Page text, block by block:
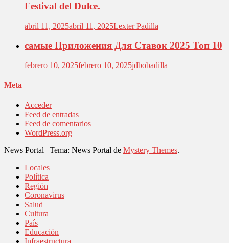
Festival del Dulce.
abril 11, 2025abril 11, 2025Lexter Padilla
самые Приложения Для Ставок 2025 Топ 10
febrero 10, 2025febrero 10, 2025jdbobadilla
Meta
Acceder
Feed de entradas
Feed de comentarios
WordPress.org
News Portal
Tema: News Portal de Mystery Themes.
Locales
Política
Región
Coronavirus
Salud
Cultura
País
Educación